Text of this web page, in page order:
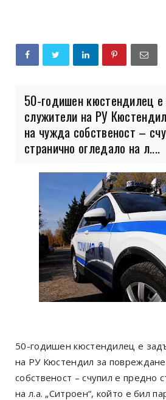
50-годишен кюстендилец
служители на РУ
на чужда собственост –
странично огледало на л....
50-годишен кюстендилец е
на РУ Кюстендил за
собственост – счупил е предно
на л.а. „Ситроен“, който е бил